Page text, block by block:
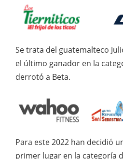
Se trata del guatemalteco
el último ganador en la
derrotó a Beta.
Para este 2022 han decidió
primer lugar en la categoría